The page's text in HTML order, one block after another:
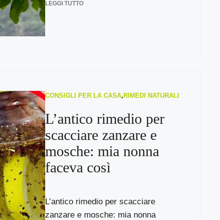
LEGGI TUTTO
CONSIGLI PER LA CASA, RIMEDI NATURALI
L’antico rimedio per
scacciare zanzare e
mosche: mia nonna
faceva così
L’antico rimedio per scacciare
zanzare e mosche: mia nonna